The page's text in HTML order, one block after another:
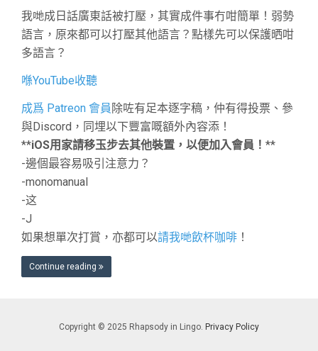
我哋成日話廣東話被打壓，其實成件事冇咁簡單！弱勢
語言，原來都可以打壓其他語言？點樣先可以保護晒咁
多語言？
喺YouTube收聽
成爲 Patreon 會員 除咗有足本逐字稿，仲有得投票、參
與Discord，同埋以下豐富嘅額外內容添！
**iOS用家請移玉步去其他裝置，以便加入會員！ **
-邊個最容易吸引注意力？
-monomanual
-这
-J
如果想單次打賞，亦都可以請我哋飲杯咖啡 ！
Continue reading
Copyright © 2025 Rhapsody in Lingo. Privacy Policy